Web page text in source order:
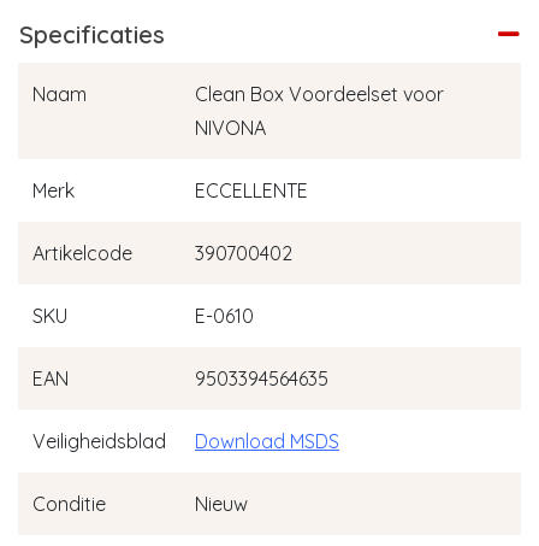
Specificaties
Naam
Clean Box Voordeelset voor
NIVONA
Merk ECCELLENTE
Artikelcode 390700402
SKU E-0610
EAN 9503394564635
Veiligheidsblad Download MSDS
Conditie Nieuw